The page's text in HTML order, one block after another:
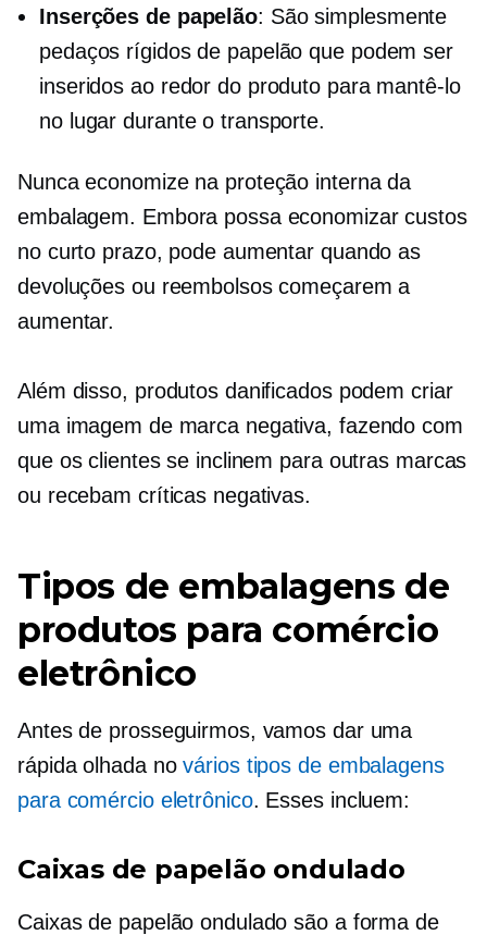
Inserções de papelão: São simplesmente
pedaços rígidos de papelão que podem ser
inseridos ao redor do produto para mantê-lo
no lugar durante o transporte.
Nunca economize na proteção interna da
embalagem. Embora possa economizar custos
no curto prazo, pode aumentar quando as
devoluções ou reembolsos começarem a
aumentar.
Além disso, produtos danificados podem criar
uma imagem de marca negativa, fazendo com
que os clientes se inclinem para outras marcas
ou recebam críticas negativas.
Tipos de embalagens de
produtos para comércio
eletrônico
Antes de prosseguirmos, vamos dar uma
rápida olhada novários tipos de embalagens
para comércio eletrônico. Esses incluem:
Caixas de papelão ondulado
Caixas de papelão ondulado são a forma de